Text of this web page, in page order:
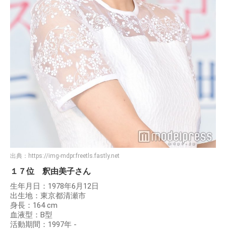
出典： https://img-mdpr.freetls.fastly.net
１７位 釈由美子さん
生年月日：1978年6月12日
出生地：東京都清瀬市
身長：164 cm
血液型：B型
活動期間：1997年 -